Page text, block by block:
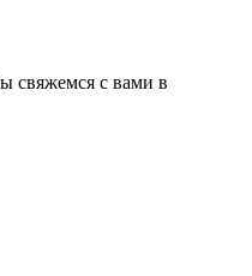
свяжемся с вами в